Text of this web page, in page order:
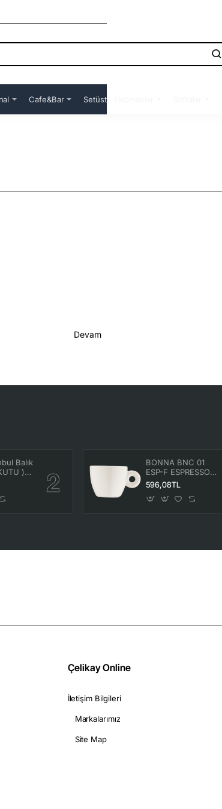
Cafe&Bar Setüstü Ekipmanlar
Devam
Balık
)
BONNA BNC 01
ESP-F ESPRESSO
FİNCANI 70CC ( 6
596,08TL
Çelikay Online
İletişim Bilgileri
Markalarımız
Site Map